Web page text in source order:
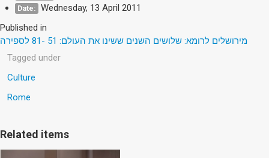
Date: Wednesday, 13 April 2011
Published in
מירושלים לרומא: שלושים השנים ששינו את העולם: 51 -81 לספירה
Tagged under
Culture
Rome
Related items